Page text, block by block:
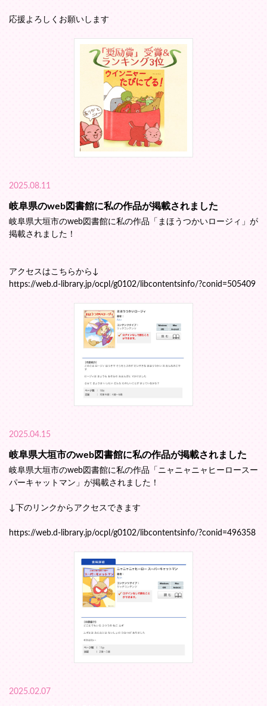
応援よろしくお願いします
2025.08.11
岐阜県のweb図書館に私の作品が掲載されました
岐阜県大垣市のweb図書館に私の作品「まほうつかいロージィ」が
掲載されました！
アクセスはこちらから↓
https://web.d-library.jp/ocpl/g0102/libcontentsinfo/?conid=505409
2025.04.15
岐阜県大垣市のweb図書館に私の作品が掲載されました
岐阜県大垣市のweb図書館に私の作品「ニャニャニャヒーロースー
パーキャットマン」が掲載されました！
↓下のリンクからアクセスできます
https://web.d-library.jp/ocpl/g0102/libcontentsinfo/?conid=496358
2025.02.07